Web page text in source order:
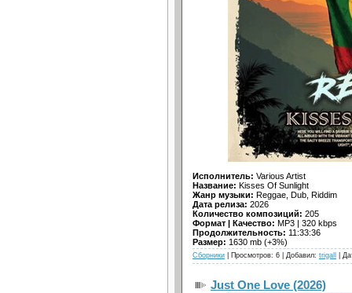
Исполнитель: Various Artist
Название: Kisses Of Sunlight
Жанр музыки: Reggae, Dub, Riddim
Дата релиза: 2026
Количество композиций: 205
Формат | Качество: MP3 | 320 kbps
Продолжительность: 11:33:36
Размер: 1630 mb (+3%)
Сборники | Просмотров: 6 | Добавил: trigall |
Just One Love (2026)